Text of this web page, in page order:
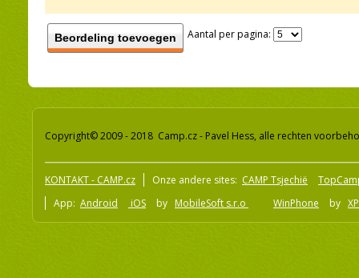
Beordeling toevoegen Aantal per pagina:
Copyright© 2009 - 2018 Camp.cz - Pavel Hess, alle rechten
KONTAKT - CAMP.cz Onze andere sites: CAMP Tsjechië
App: Android iOS by MobileSoft s.r.o WinPhone by